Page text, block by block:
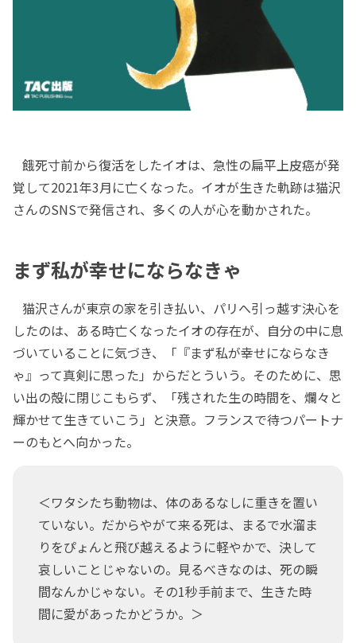
餓死寸前から復活をしたイオは、急性の扁平上皮癌が発
覚して2021年3月に亡くなった。イオが生きた軌跡は猫沢
さんのSNSで発信され、多くの人が心を動かされた。
まず私が幸せにならなきゃ
猫沢さんが東京の家を引き払い、パリへ引っ越す決心を
したのは、ある時亡くなったイオの存在が、自分の中に息
づいていることに気づき、「『まず私が幸せにならなき
ゃ』って真剣に思った」からだとういう。そのために、思
い出の殻に閉じこもらず、「残された生の時間を、爛々と
輝かせて生きていこう」と決意。フランスで待つパートナ
ーのもとへ向かった。
＜ワタシたち動物は、体のあるなしに重きを置い
ていない。だからやがて来る死は、まるで水溜ま
りをぴょんと飛び越えるように軽やかで、決して
哀しいことじゃないの。見るべきなのは、死の瞬
間なんかじゃない。その1秒手前まで、生きた時
間に愛があったかどうか。＞